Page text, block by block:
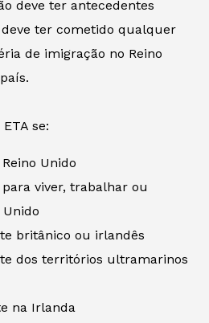
deve ter antecedentes
ter cometido qualquer
de imigração no Reino
se:
Unido
viver, trabalhar ou
britânico ou irlandês
dos territórios ultramarinos
na Irlanda